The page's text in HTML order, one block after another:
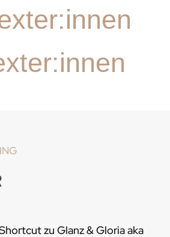
zu Glanz & Gloria aka